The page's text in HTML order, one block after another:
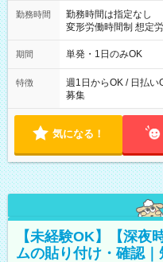
勤務時間
勤務時間は指定なし
変形労働時間制 想定労働時間160
～21：00
期間 単発・1日のみOK
特徴
週1日からOK / 日払い
募集
気になる！
【未経験OK】【深夜
ムの貼り付け・確認｜